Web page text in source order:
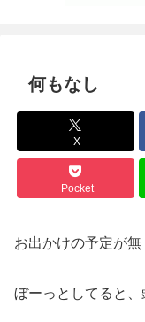
何もなし
X
Pocket
お出かけの予定が
ぼーっとしてると